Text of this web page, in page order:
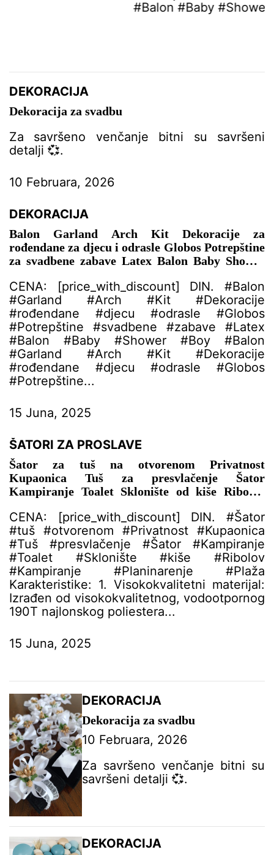
#Balon #Baby #Shower #Boy[more ...]
DEKORACIJA
Dekoracija za svadbu
Za savršeno venčanje bitni su savršeni
detalji 💞.
10 Februara, 2026
DEKORACIJA
Balon Garland Arch Kit Dekoracije za
rođendane za djecu i odrasle Globos Potrepštine
za svadbene zabave Latex Balon Baby Shower
CENA: [price_with_discount] DIN. #Balon
#Garland #Arch #Kit #Dekoracije
#rođendane #djecu #odrasle #Globos
#Potrepštine #svadbene #zabave #Latex
#Balon #Baby #Shower #Boy #Balon
#Garland #Arch #Kit #Dekoracije
#rođendane #djecu #odrasle #Globos
#Potrepštine...
15 Juna, 2025
ŠATORI ZA PROSLAVE
Šator za tuš na otvorenom Privatnost
Kupaonica Tuš za presvlačenje Šator
Kampiranje Toalet Sklonište od kiše Ribolov
PROSLAVE
CENA: [price_with_discount] DIN. #Šator
#tuš #otvorenom #Privatnost #Kupaonica
#Tuš #presvlačenje #Šator #Kampiranje
#Toalet #Sklonište #kiše #Ribolov
#Kampiranje #Planinarenje #Plaža
Karakteristike: 1. Visokokvalitetni materijal:
Izrađen od visokokvalitetnog, vodootpornog
190T najlonskog poliestera...
15 Juna, 2025
DEKORACIJA
Dekoracija za svadbu
10 Februara, 2026
Za savršeno venčanje bitni su
savršeni detalji 💞.
DEKORACIJA